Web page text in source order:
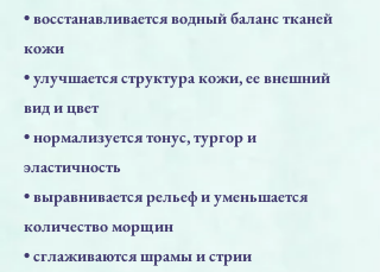
• восстанавливается водный баланс тканей
кожи
• улучшается структура кожи, ее внешний
вид и цвет
• нормализуется тонус, тургор и
эластичность
• выравнивается рельеф и уменьшается
количество морщин
• сглаживаются шрамы и стрии